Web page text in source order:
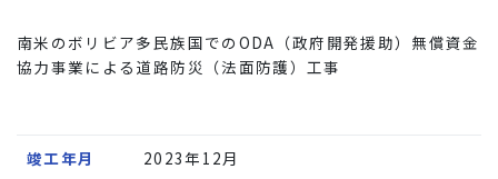
南米のボリビア多民族国でのODA（政府開発援助）無償資金
協力事業による道路防災（法面防護）工事
竣工年月 2023年12月